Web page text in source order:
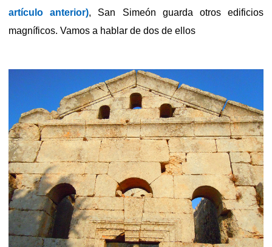
artículo anterior), San Simeón guarda otros edificios
magníficos. Vamos a hablar de dos de ellos